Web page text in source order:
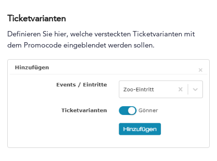
Ticketvarianten
Definieren Sie hier, welche versteckten Ticketvarianten mit
dem Promocode eingeblendet werden sollen.